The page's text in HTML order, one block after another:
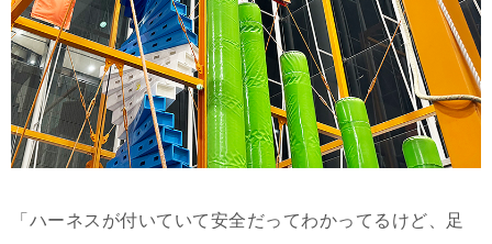
「ハーネスが付いていて安全だってわかってるけど、足